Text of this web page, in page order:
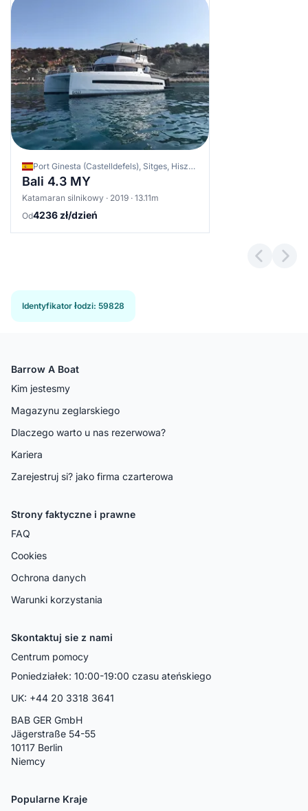
Port Ginesta (Castelldefels), Sitges, Hiszpania
Bali 4.3 MY
Katamaran silnikowy · 2019 · 13.11m
Od4236 zł/dzień
Identyfikator łodzi: 59828
Barrow A Boat
Kim jestesmy
Magazynu zeglarskiego
Dlaczego warto u nas rezerwowa?
Kariera
Zarejestruj si? jako firma czarterowa
Strony faktyczne i prawne
FAQ
Cookies
Ochrona danych
Warunki korzystania
Skontaktuj sie z nami
Centrum pomocy
Poniedziałek: 10:00-19:00 czasu ateńskiego
UK: +44 20 3318 3641
BAB GER GmbH
Jägerstraße 54-55
10117 Berlin
Niemcy
Popularne Kraje